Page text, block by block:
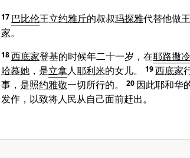
17 巴比伦王立约雅斤的叔叔玛探雅代替他做
家。
18西底家登基的时候年二十一岁，在耶路撒冷
哈慕她 ，是立拿人耶利米的女儿。 19西底家
事，是照约雅敬一切所行的。 20 因此耶和华
发作，以致将人民从自己面前赶出。